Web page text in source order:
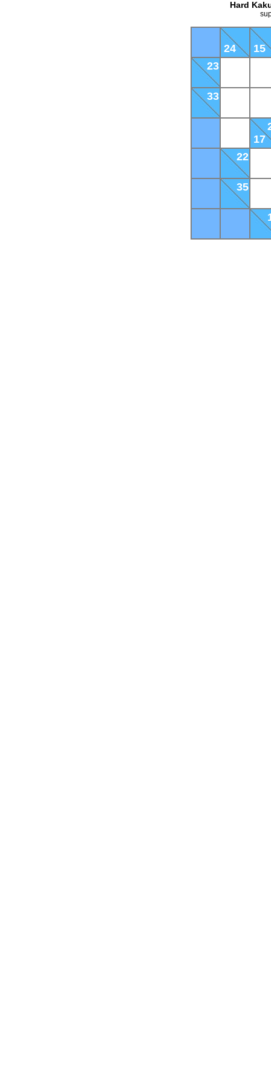
Hard
24
15
23
33
17
22
35